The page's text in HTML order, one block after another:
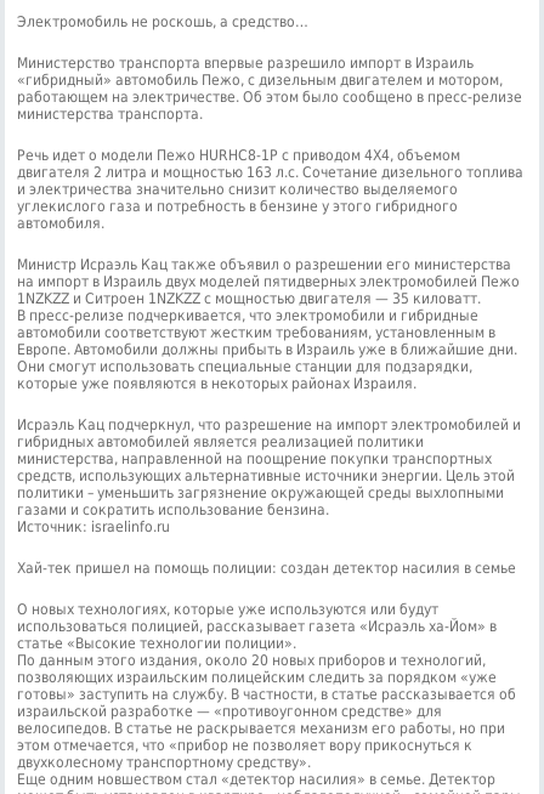
Электромобиль не роскошь, а средство…
Министерство транспорта впервые разрешило импорт в Израиль
«гибридный» автомобиль Пежо, с дизельным двигателем и мотором,
работающем на электричестве. Об этом было сообщено в пресс-релизе
министерства транспорта.
Речь идет о модели Пежо HURHC8-1P с приводом 4Х4, объемом
двигателя 2 литра и мощностью 163 л.c. Сочетание дизельного топлива
и электричества значительно снизит количество выделяемого
углекислого газа и потребность в бензине у этого гибридного
автомобиля.
Министр Исраэль Кац также объявил о разрешении его министерства
на импорт в Израиль двух моделей пятидверных электромобилей Пежо
1NZKZZ и Ситроен 1NZKZZ с мощностью двигателя — 35 киловатт.
В пресс-релизе подчеркивается, что электромобили и гибридные
автомобили соответствуют жестким требованиям, установленным в
Европе. Автомобили должны прибыть в Израиль уже в ближайшие дни.
Они смогут использовать специальные станции для подзарядки,
которые уже появляются в некоторых районах Израиля.
Исраэль Кац подчеркнул, что разрешение на импорт электромобилей и
гибридных автомобилей является реализацией политики
министерства, направленной на поощрение покупки транспортных
средств, использующих альтернативные источники энергии. Цель этой
политики – уменьшить загрязнение окружающей среды выхлопными
газами и сократить использование бензина.
Источник: israelinfo.ru
Хай-тек пришел на помощь полиции: создан детектор насилия в семье
О новых технологиях, которые уже используются или будут
использоваться полицией, рассказывает газета «Исраэль ха-Йом» в
статье «Высокие технологии полиции».
По данным этого издания, около 20 новых приборов и технологий,
позволяющих израильским полицейским следить за порядком «уже
готовы» заступить на службу. В частности, в статье рассказывается об
израильской разработке — «противоугонном средстве» для
велосипедов. В статье не раскрывается механизм его работы, но при
этом отмечается, что «прибор не позволяет вору прикоснуться к
двухколесному транспортному средству».
Еще одним новшеством стал «детектор насилия» в семье. Детектор